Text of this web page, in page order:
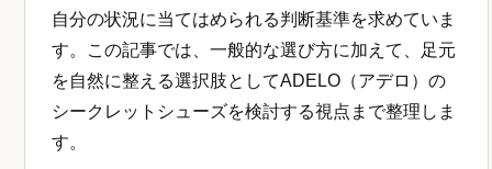
自分の状況に当てはめられる判断基準を求めていま
す。この記事では、一般的な選び方に加えて、足元
を自然に整える選択肢としてADELO（アデロ）の
シークレットシューズを検討する視点まで整理しま
す。